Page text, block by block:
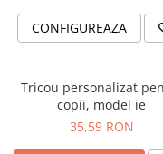
CONFIGUREAZA
Tricou personalizat
copii, model ie
35,59 RON